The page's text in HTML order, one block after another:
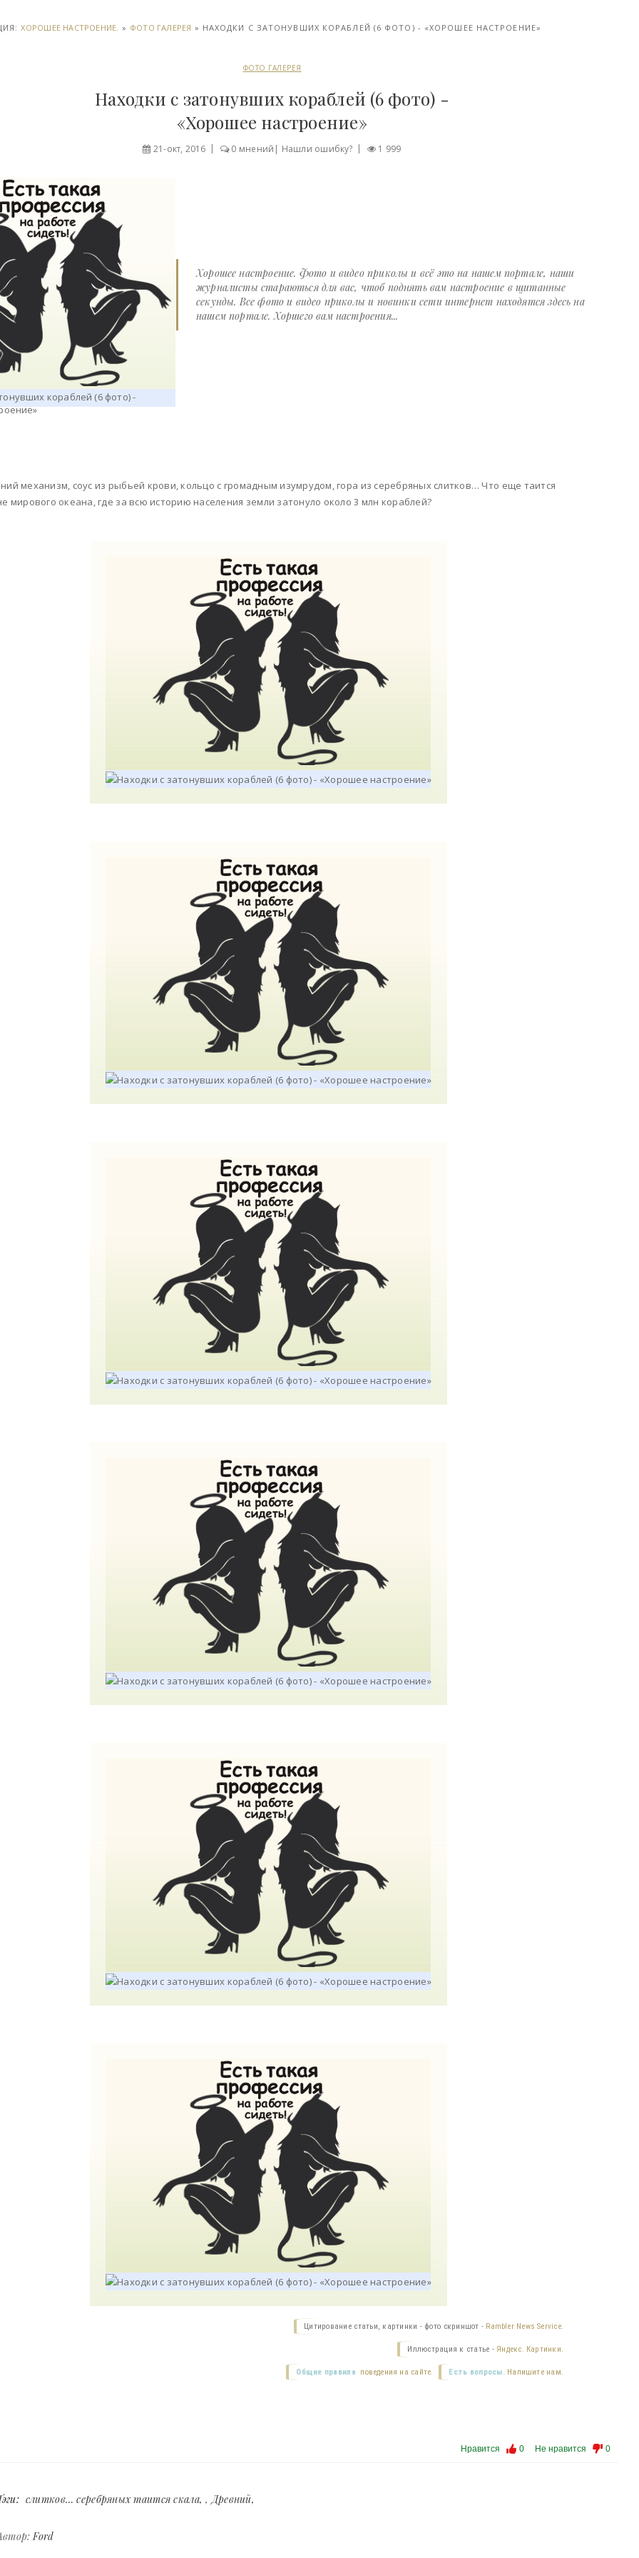
ХОРОШЕЕ НАСТРОЕНИЕ. » ФОТО ГАЛЕРЕЯ » НАХОДКИ С ЗАТОНУВШИХ КОРАБЛЕЙ (6 ФОТО) - «ХОРОШЕЕ НАСТРОЕНИЕ»
ФОТО ГАЛЕРЕЯ
Находки с затонувших кораблей (6 фото) -
«Хорошее настроение»
21-окт, 2016 0 мнений | Нашли ошибку? 1 999
Хорошее настроение. Фото и видео приколы и всё это на нашем портале, наши
журналисты стараються для вас, чтоб поднять вам настроение в щитанные
секунды. Все фото и видео приколы и новинки сети интернет находятся здесь на
нашем портале. Хоршего вам настроения...
механизм, соус из рыбьей крови, кольцо с громадным изумрудом, гора из серебряных слитков… Что еще таится
мирового океана, где за всю историю населения земли затонуло около 3 млн кораблей?
Цитирование статьи, картинки - фото скриншот - Rambler News Service.
Иллюстрация к статье - Яндекс. Картинки.
Есть вопросы. Напишите нам.
Общие правила поведения на сайте.
Нравится 0 Не нравится 0
слитков… серебряных таится скала ,Древний
Ford